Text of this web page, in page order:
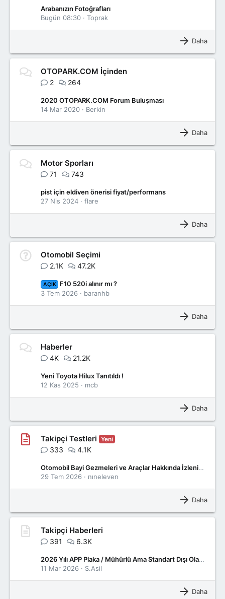
Daha
Arabanızın Fotoğrafları
Bugün 08:30
Toprak
OTOPARK.COM İçinden
2 264
Daha
2020 OTOPARK.COM Forum Buluşması
14 Mar 2020
Berkin
Motor Sporları
71 743
Daha
pist için eldiven önerisi fiyat/performans
27 Nis 2024
flare
Otomobil Seçimi
2.1K 47.2K
Daha
AÇIK
F10 520i alınır mı ?
3 Tem 2026
baranhb
Haberler
4K 21.2K
Daha
Yeni Toyota Hilux Tanıtıldı !
12 Kas 2025
mcb
Takipçi Testleri Yeni
333 4.1K
Daha
Otomobil Bayi Gezmeleri ve Araçlar Hakkında İzlenimler
29 Tem 2026
nıneleven
Takipçi Haberleri
391 6.3K
Daha
2026 Yılı APP Plaka / Mühürlü Ama Standart Dışı Olan Plakalar Hakkında Son Bilgi.
11 Mar 2026
S.Asil